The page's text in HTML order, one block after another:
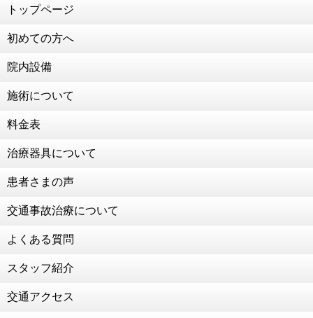
交通事故治療 強化中！！！
こう見えて食べることが好きなんです笑
124年ぶりの節分
成人のお祝いをいただきました！
お子様連れの患者様も大歓迎！
２０２０年 ありがとうございました
年末年始のお知らせ
トップページ
初めての方へ
院内設備
施術について
料金表
治療器具について
患者さまの声
交通事故治療について
よくある質問
スタッフ紹介
交通アクセス